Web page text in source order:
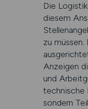
Die
diesem
zu
Anzeigen
und
technische
sondern